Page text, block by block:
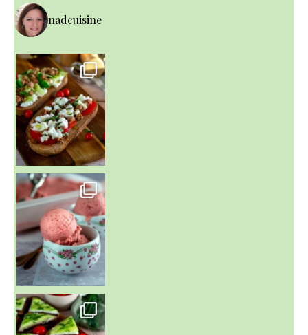
nadcuisine
~ NICE CREAM À LA FRAISE ~
Presque un mois que